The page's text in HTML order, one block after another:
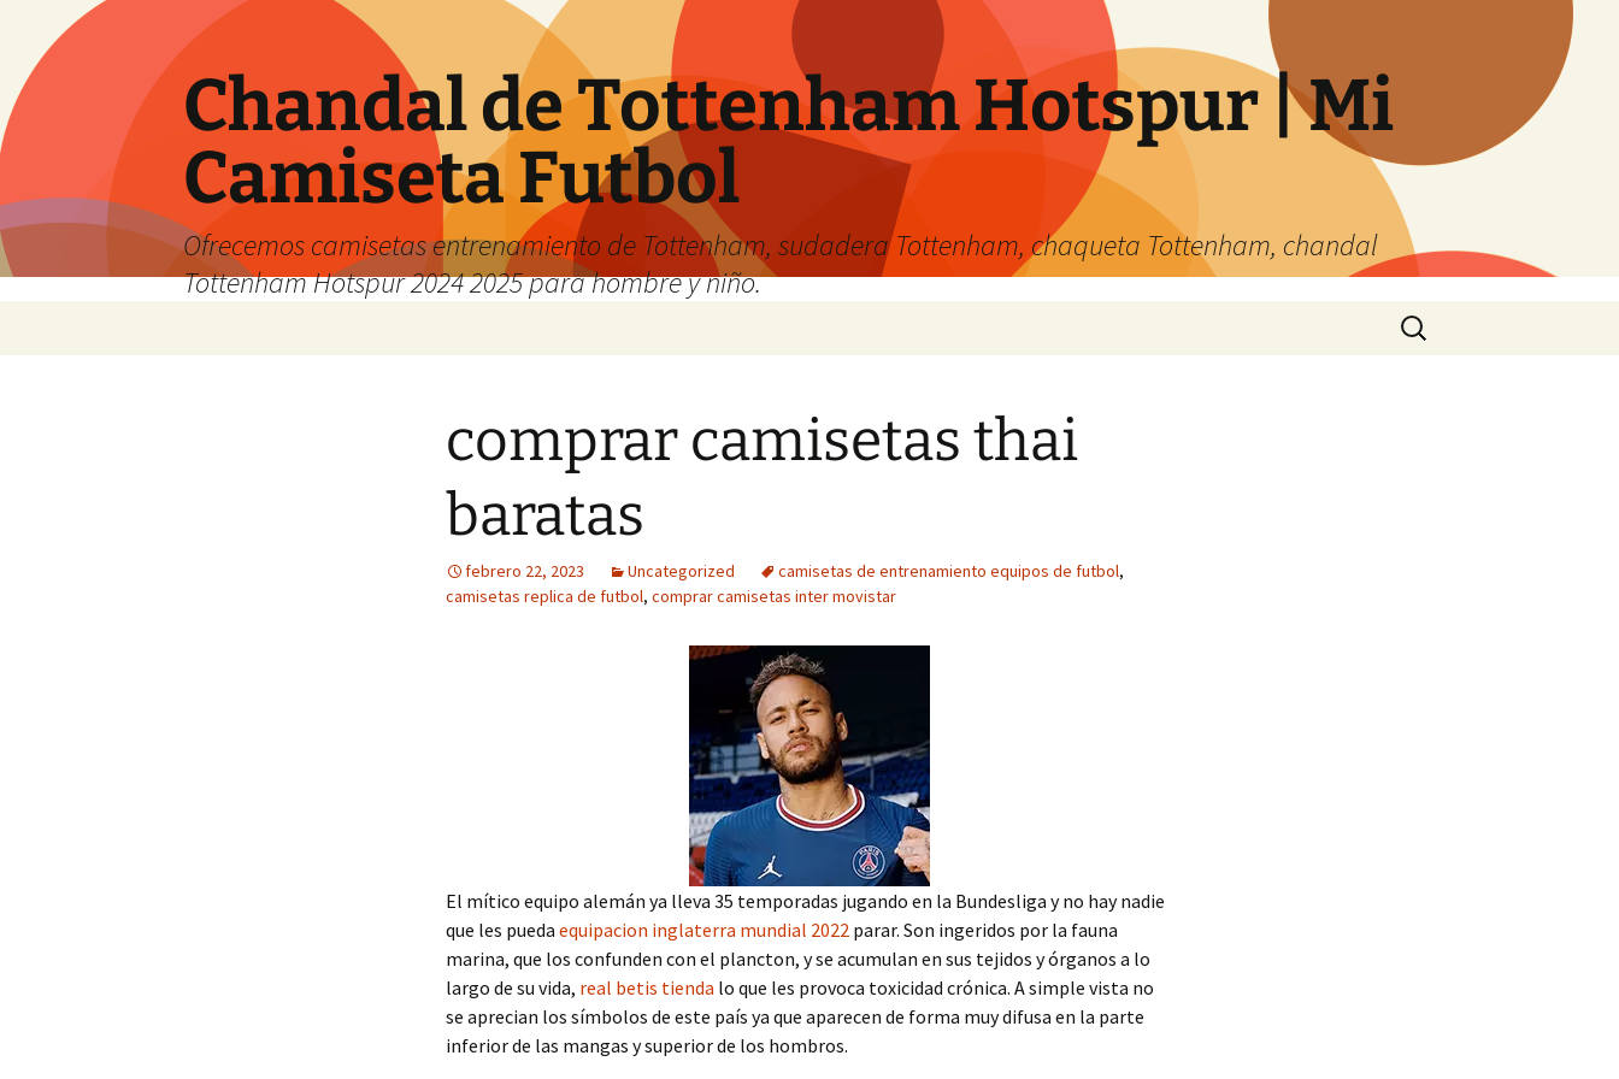
Chandal de Tottenham Hotspur | Mi
Camiseta Futbol
Ofrecemos camisetas entrenamiento de Tottenham, sudadera Tottenham, chaqueta Tottenham, chandal
Tottenham Hotspur 2024 2025 para hombre y niño.
Buscar:
comprar camisetas thai
baratas
febrero 22, 2023 Uncategorized camisetas de entrenamiento equipos de futbol,
camisetas replica de futbol, comprar camisetas inter movistar
El mítico equipo alemán ya lleva 35 temporadas jugando en la Bundesliga y no hay nadie
que les pueda equipacion inglaterra mundial 2022 parar. Son ingeridos por la fauna
marina, que los confunden con el plancton, y se acumulan en sus tejidos y órganos a lo
largo de su vida, real betis tienda lo que les provoca toxicidad crónica. A simple vista no
se aprecian los símbolos de este país ya que aparecen de forma muy difusa en la parte
inferior de las mangas y superior de los hombros.